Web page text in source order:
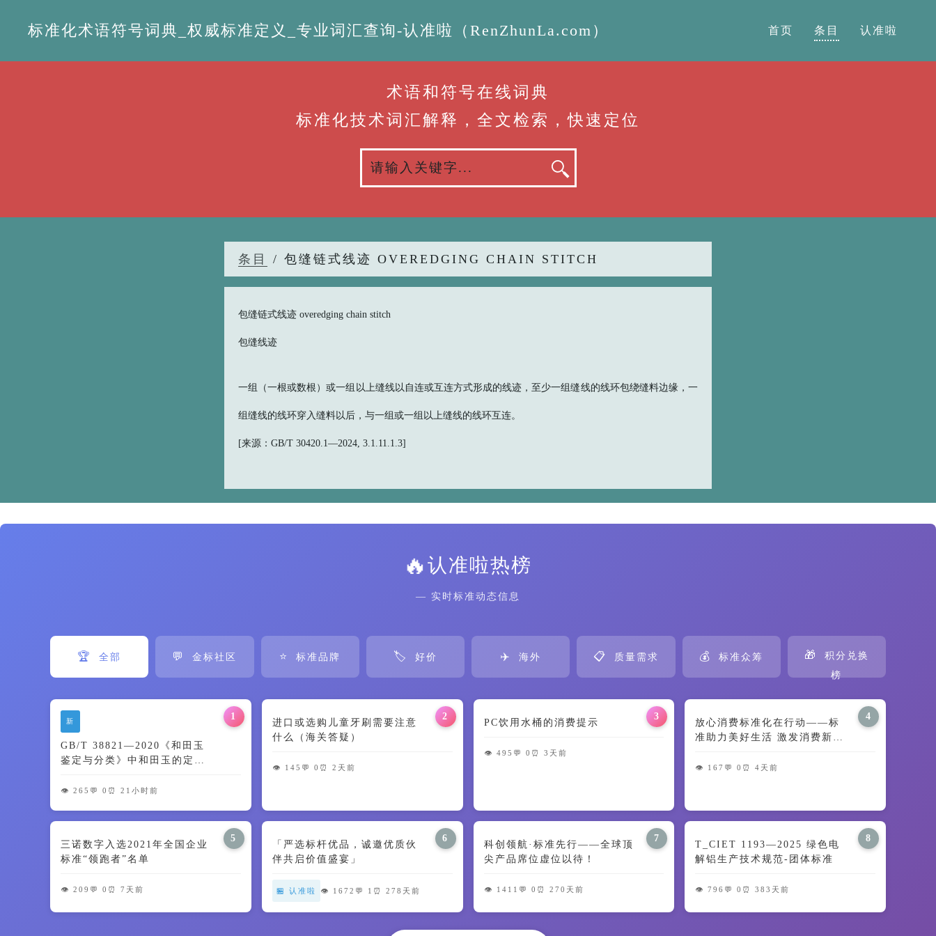
标准化术语符号词典_权威标准定义_专业词汇查询-认准啦（RenZhunLa.com） 首页 条目 认准啦
术语和符号在线词典
标准化技术词汇解释，全文检索，快速定位
条目 / 包缝链式线迹 OVEREDGING CHAIN STITCH
包缝链式线迹 overedging chain stitch
包缝线迹
一组（一根或数根）或一组以上缝线以自连或互连方式形成的线迹，至少一组缝线的线环包绕缝料边缘，一
组缝线的线环穿入缝料以后，与一组或一组以上缝线的线环互连。
[来源：GB/T 30420.1—2024, 3.1.11.1.3]
🔥认准啦热榜
— 实时标准动态信息
🏆 全部 💬 金标社区 ⭐ 标准品牌 🏷️ 好价 ✈️ 海外 📋 质量需求 💰 标准众筹 🎁
积分兑换
榜
1
新
GB/T 38821—2020《和田玉
鉴定与分类》中和田玉的定义
👁️ 265 💬 0 ⏰ 21小时前
2
进口或选购儿童牙刷需要注意
什么（海关答疑）
👁️ 145 💬 0 ⏰ 2天前
3
PC饮用水桶的消费提示
👁️ 495 💬 0 ⏰ 3天前
4
放心消费标准化在行动——标
准助力美好生活 激发消费新动
👁️ 167 💬 0 ⏰ 4天前
5
三诺数字入选2021年全国企业
标准“领跑者”名单
👁️ 209 💬 0 ⏰ 7天前
6
「严选标杆优品，诚邀优质伙
伴共启价值盛宴」
🏪 认准啦 👁️ 1672 💬 1 ⏰ 278天前
7
科创领航·标准先行——全球顶
尖产品席位虚位以待！
👁️ 1411 💬 0 ⏰ 270天前
8
T_CIET 1193—2025 绿色电
解铝生产技术规范-团体标准
👁️ 796 💬 0 ⏰ 383天前